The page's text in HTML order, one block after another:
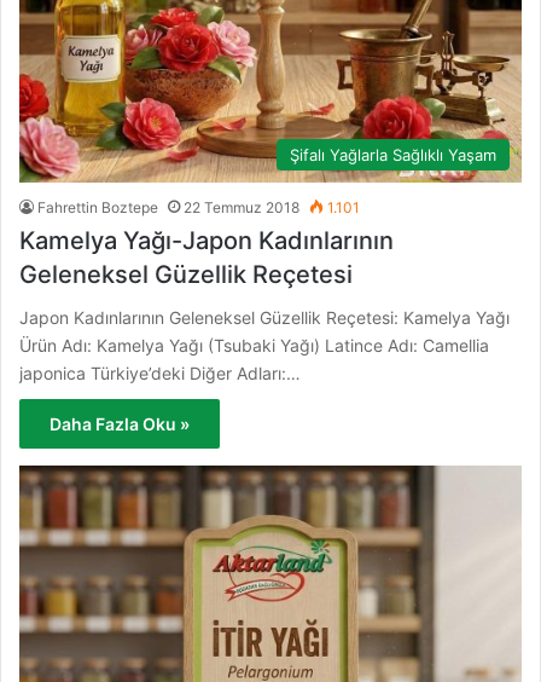
Şifalı Yağlarla Sağlıklı Yaşam
Fahrettin Boztepe 22 Temmuz 2018 1.101
Kamelya Yağı-Japon Kadınlarının
Geleneksel Güzellik Reçetesi
Japon Kadınlarının Geleneksel Güzellik Reçetesi: Kamelya Yağı
Ürün Adı: Kamelya Yağı (Tsubaki Yağı) Latince Adı: Camellia
japonica Türkiye’deki Diğer Adları:…
Daha Fazla Oku »